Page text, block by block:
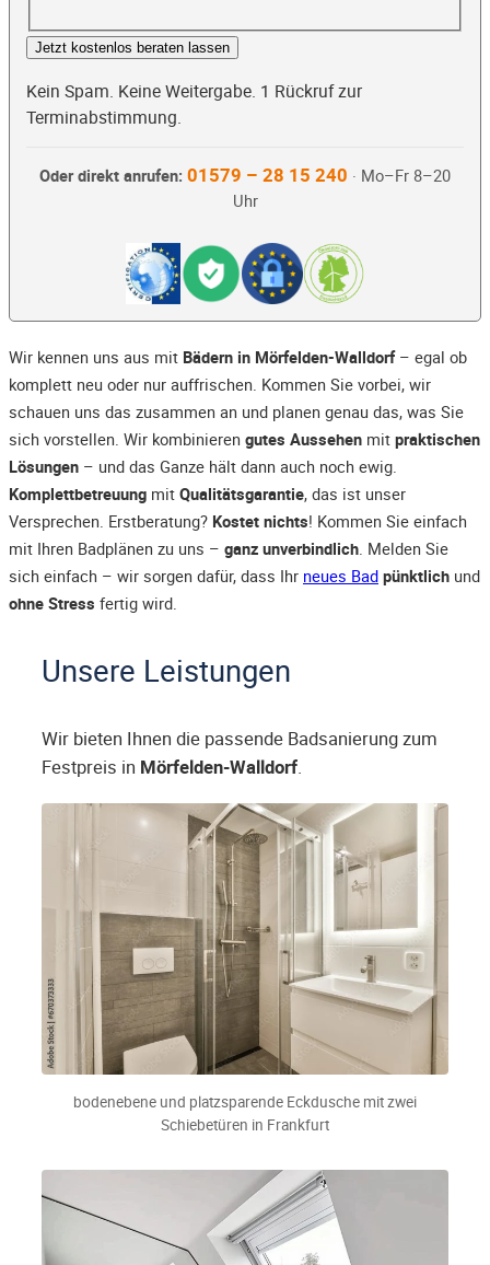
Jetzt kostenlos beraten lassen
Kein Spam. Keine Weitergabe. 1 Rückruf zur
Terminabstimmung.
Oder direkt anrufen: 01579 – 28 15 240 · Mo–Fr 8–20
Uhr
Wir kennen uns aus mit Bädern in Mörfelden-Walldorf– egal ob
komplett neu oder nur auffrischen. Kommen Sie vorbei, wir
schauen uns das zusammen an und planen genau das, was Sie
sich vorstellen. Wir kombinieren gutes Aussehen mit praktischen
Lösungen – und das Ganze hält dann auch noch ewig.
Komplettbetreuung mit Qualitätsgarantie, das ist unser
Versprechen. Erstberatung? Kostet nichts! Kommen Sie einfach
mit Ihren Badplänen zu uns – ganz unverbindlich. Melden Sie
sich einfach – wir sorgen dafür, dass Ihr neues Bad pünktlich und
ohne Stress fertig wird.
Unsere Leistungen
Wir bieten Ihnen die passende Badsanierung zum
Festpreis in Mörfelden-Walldorf.
bodenebene und platzsparende Eckdusche mit zwei
Schiebetüren in Frankfurt